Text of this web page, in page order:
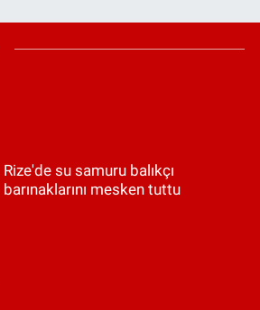
Rize'de su samuru balıkçı
barınaklarını mesken tuttu